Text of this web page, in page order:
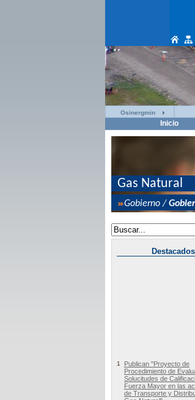
Osinergmin
Inicio